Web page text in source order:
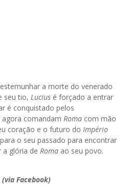
a morte do venerado
seu tio, Lucius é forçado a entrar
é conquistado pelos
comandam Roma com mão
coração e o futuro do Império
o seu passado para encontrar
a glória de Roma ao seu povo.
Facebook)